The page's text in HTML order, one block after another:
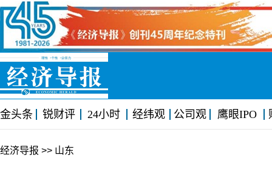
金头条 锐财评 24小时 经纬观 公司观 鹰眼IPO
经济导报 >> 山东